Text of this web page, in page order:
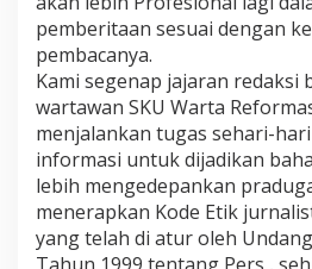
pemberitaan sesuai dengan
pembacanya.
Kami segenap jajaran redaksi
wartawan SKU Warta
menjalankan tugas sehari-
informasi untuk dijadikan
lebih mengedepankan
menerapkan Kode Etik
yang telah di atur oleh